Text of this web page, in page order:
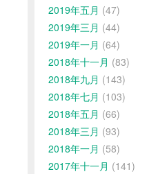
2019年五月 (47)
2019年三月 (44)
2019年一月 (64)
2018年十一月 (83)
2018年九月 (143)
2018年七月 (103)
2018年五月 (66)
2018年三月 (93)
2018年一月 (58)
2017年十一月 (141)